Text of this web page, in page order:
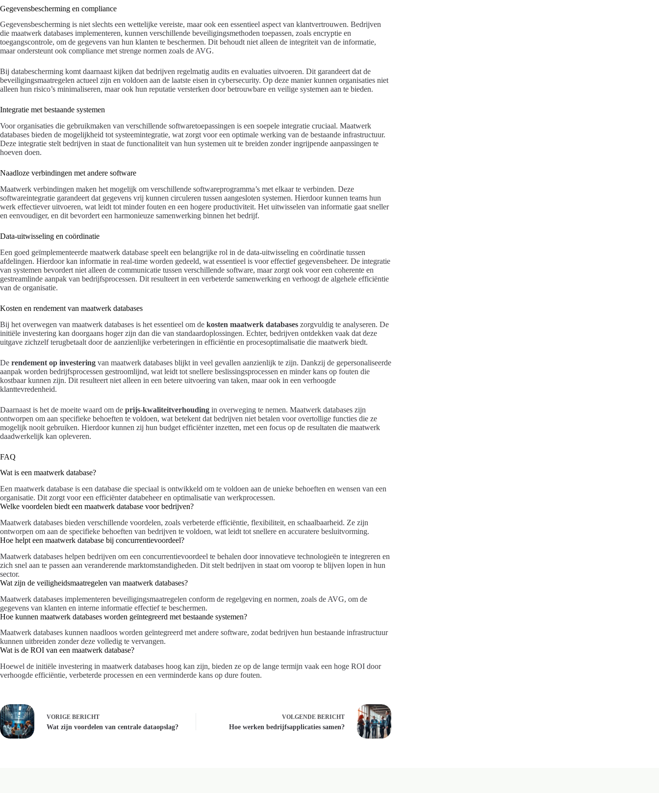
Gegevensbescherming en compliance
Gegevensbescherming is niet slechts een wettelijke vereiste, maar ook een essentieel aspect van klantvertrouwen. Bedrijven
die maatwerk databases implementeren, kunnen verschillende beveiligingsmethoden toepassen, zoals encryptie en
toegangscontrole, om de gegevens van hun klanten te beschermen. Dit behoudt niet alleen de integriteit van de informatie,
maar ondersteunt ook compliance met strenge normen zoals de AVG.
Bij databescherming komt daarnaast kijken dat bedrijven regelmatig audits en evaluaties uitvoeren. Dit garandeert dat de
beveiligingsmaatregelen actueel zijn en voldoen aan de laatste eisen in cybersecurity. Op deze manier kunnen organisaties niet
alleen hun risico’s minimaliseren, maar ook hun reputatie versterken door betrouwbare en veilige systemen aan te bieden.
Integratie met bestaande systemen
Voor organisaties die gebruikmaken van verschillende softwaretoepassingen is een soepele integratie cruciaal. Maatwerk
databases bieden de mogelijkheid tot systeemintegratie, wat zorgt voor een optimale werking van de bestaande infrastructuur.
Deze integratie stelt bedrijven in staat de functionaliteit van hun systemen uit te breiden zonder ingrijpende aanpassingen te
hoeven doen.
Naadloze verbindingen met andere software
Maatwerk verbindingen maken het mogelijk om verschillende softwareprogramma’s met elkaar te verbinden. Deze
softwareintegratie garandeert dat gegevens vrij kunnen circuleren tussen aangesloten systemen. Hierdoor kunnen teams hun
werk effectiever uitvoeren, wat leidt tot minder fouten en een hogere productiviteit. Het uitwisselen van informatie gaat sneller
en eenvoudiger, en dit bevordert een harmonieuze samenwerking binnen het bedrijf.
Data-uitwisseling en coördinatie
Een goed geïmplementeerde maatwerk database speelt een belangrijke rol in de data-uitwisseling en coördinatie tussen
afdelingen. Hierdoor kan informatie in real-time worden gedeeld, wat essentieel is voor effectief gegevensbeheer. De integratie
van systemen bevordert niet alleen de communicatie tussen verschillende software, maar zorgt ook voor een coherente en
gestreamlinde aanpak van bedrijfsprocessen. Dit resulteert in een verbeterde samenwerking en verhoogt de algehele efficiëntie
van de organisatie.
Kosten en rendement van maatwerk databases
Bij het overwegen van maatwerk databases is het essentieel om de kosten maatwerk databases zorgvuldig te analyseren. De
initiële investering kan doorgaans hoger zijn dan die van standaardoplossingen. Echter, bedrijven ontdekken vaak dat deze
uitgave zichzelf terugbetaalt door de aanzienlijke verbeteringen in efficiëntie en procesoptimalisatie die maatwerk biedt.
De rendement op investering van maatwerk databases blijkt in veel gevallen aanzienlijk te zijn. Dankzij de gepersonaliseerde
aanpak worden bedrijfsprocessen gestroomlijnd, wat leidt tot snellere beslissingsprocessen en minder kans op fouten die
kostbaar kunnen zijn. Dit resulteert niet alleen in een betere uitvoering van taken, maar ook in een verhoogde
klanttevredenheid.
Daarnaast is het de moeite waard om de prijs-kwaliteitverhouding in overweging te nemen. Maatwerk databases zijn
ontworpen om aan specifieke behoeften te voldoen, wat betekent dat bedrijven niet betalen voor overtollige functies die ze
mogelijk nooit gebruiken. Hierdoor kunnen zij hun budget efficiënter inzetten, met een focus op de resultaten die maatwerk
daadwerkelijk kan opleveren.
FAQ
Wat is een maatwerk database?
Een maatwerk database is een database die speciaal is ontwikkeld om te voldoen aan de unieke behoeften en wensen van een
organisatie. Dit zorgt voor een efficiënter databeheer en optimalisatie van werkprocessen.
Welke voordelen biedt een maatwerk database voor bedrijven?
Maatwerk databases bieden verschillende voordelen, zoals verbeterde efficiëntie, flexibiliteit, en schaalbaarheid. Ze zijn
ontworpen om aan de specifieke behoeften van bedrijven te voldoen, wat leidt tot snellere en accuratere besluitvorming.
Hoe helpt een maatwerk database bij concurrentievoordeel?
Maatwerk databases helpen bedrijven om een concurrentievoordeel te behalen door innovatieve technologieën te integreren en
zich snel aan te passen aan veranderende marktomstandigheden. Dit stelt bedrijven in staat om voorop te blijven lopen in hun
sector.
Wat zijn de veiligheidsmaatregelen van maatwerk databases?
Maatwerk databases implementeren beveiligingsmaatregelen conform de regelgeving en normen, zoals de AVG, om de
gegevens van klanten en interne informatie effectief te beschermen.
Hoe kunnen maatwerk databases worden geïntegreerd met bestaande systemen?
Maatwerk databases kunnen naadloos worden geïntegreerd met andere software, zodat bedrijven hun bestaande infrastructuur
kunnen uitbreiden zonder deze volledig te vervangen.
Wat is de ROI van een maatwerk database?
Hoewel de initiële investering in maatwerk databases hoog kan zijn, bieden ze op de lange termijn vaak een hoge ROI door
verhoogde efficiëntie, verbeterde processen en een verminderde kans op dure fouten.
VORIGE BERICHT
Wat zijn voordelen van centrale dataopslag?
VOLGENDEBERICHT
Hoe werken bedrijfsapplicaties samen?